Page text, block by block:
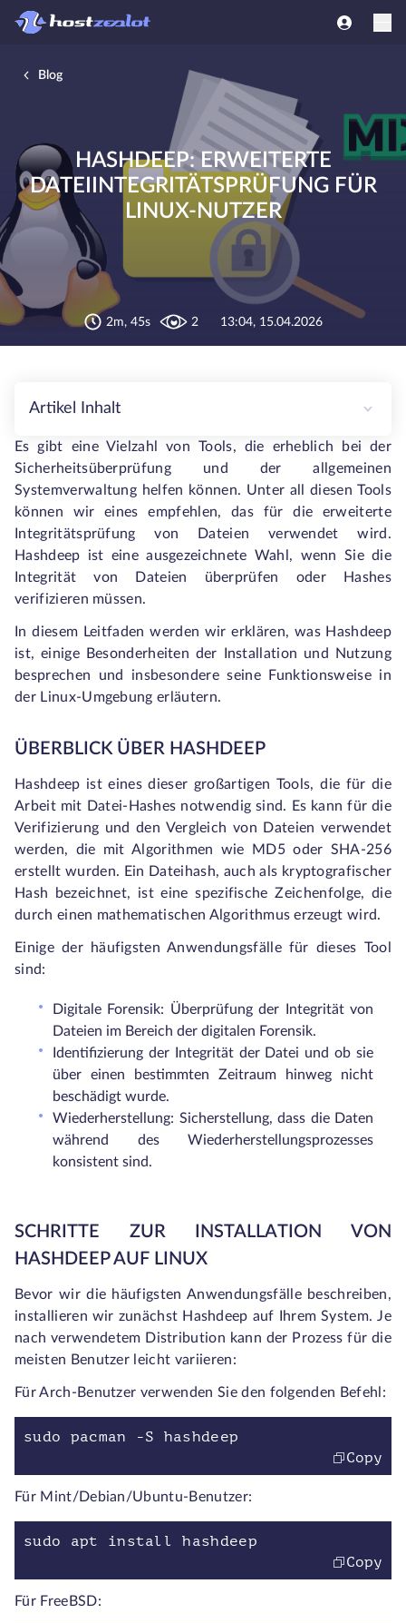
Blog
HASHDEEP: ERWEITERTE
DATEIINTEGRITÄTSPRÜFUNG FÜR
LINUX-NUTZER
2m, 45s 2 13:04, 15.04.2026
Artikel Inhalt
Es gibt eine Vielzahl von Tools, die erheblich bei der
Sicherheitsüberprüfung und der allgemeinen
Systemverwaltung helfen können. Unter all diesen Tools
können wir eines empfehlen, das für die erweiterte
Integritätsprüfung von Dateien verwendet wird.
Hashdeep ist eine ausgezeichnete Wahl, wenn Sie die
Integrität von Dateien überprüfen oder Hashes
verifizieren müssen.
In diesem Leitfaden werden wir erklären, was Hashdeep
ist, einige Besonderheiten der Installation und Nutzung
besprechen und insbesondere seine Funktionsweise in
der Linux-Umgebung erläutern.
ÜBERBLICK ÜBER HASHDEEP
Hashdeep ist eines dieser großartigen Tools, die für die
Arbeit mit Datei-Hashes notwendig sind. Es kann für die
Verifizierung und den Vergleich von Dateien verwendet
werden, die mit Algorithmen wie MD5 oder SHA-256
erstellt wurden. Ein Dateihash, auch als kryptografischer
Hash bezeichnet, ist eine spezifische Zeichenfolge, die
durch einen mathematischen Algorithmus erzeugt wird.
Einige der häufigsten Anwendungsfälle für dieses Tool
sind:
Digitale Forensik: Überprüfung der Integrität von
Dateien im Bereich der digitalen Forensik.
Identifizierung der Integrität der Datei und ob sie
über einen bestimmten Zeitraum hinweg nicht
beschädigt wurde.
Wiederherstellung: Sicherstellung, dass die Daten
während des Wiederherstellungsprozesses
konsistent sind.
SCHRITTE ZUR INSTALLATION VON
HASHDEEP AUF LINUX
Bevor wir die häufigsten Anwendungsfälle beschreiben,
installieren wir zunächst Hashdeep auf Ihrem System. Je
nach verwendetem Distribution kann der Prozess für die
meisten Benutzer leicht variieren:
Für Arch-Benutzer verwenden Sie den folgenden Befehl:
sudo pacman -S hashdeep
Copy
Für Mint/Debian/Ubuntu-Benutzer:
sudo apt install hashdeep
Copy
Für FreeBSD: